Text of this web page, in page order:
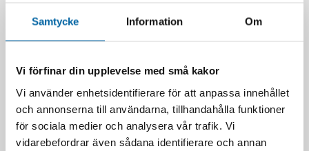
Samtycke Information Om
Vi förfinar din upplevelse med små kakor
Vi använder enhetsidentifierare för att anpassa innehållet
och annonserna till användarna, tillhandahålla funktioner
för sociala medier och analysera vår trafik. Vi
vidarebefordrar även sådana identifierare och annan
RELATERADE PRODUKTER
-50% -50%